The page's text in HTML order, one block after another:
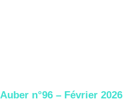
n°96 – Février 2026